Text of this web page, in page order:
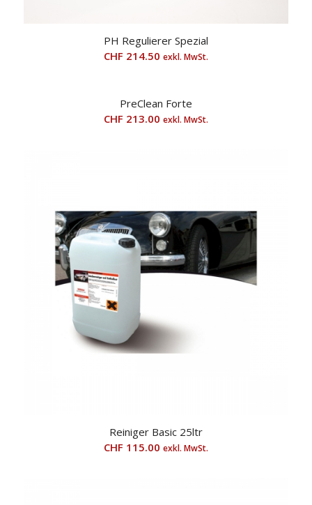
PH Regulierer Spezial
CHF 214.50 exkl. MwSt.
PreClean Forte
CHF 213.00 exkl. MwSt.
Reiniger Basic 25ltr
CHF 115.00 exkl. MwSt.